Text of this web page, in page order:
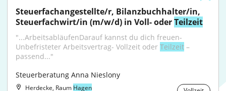
Steuerfachangestellte/r, Bilanzbuchhalter/in,
Steuerfachwirt/in (m/w/d) in Voll- oder Teilzeit
"...ArbeitsabläufenDarauf kannst du dich freuen-
Unbefristeter Arbeitsvertrag- Vollzeit oder Teilzeit –
passend..."
Steuerberatung Anna Nieslony
Herdecke, Raum Hagen